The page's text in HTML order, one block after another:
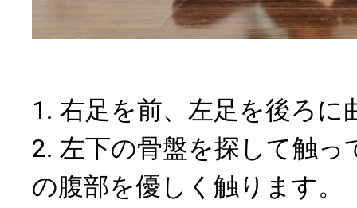
1. 右足を前、左足を後ろに
2. 左下の骨盤を探して触っ
の腹部を優しく触ります。